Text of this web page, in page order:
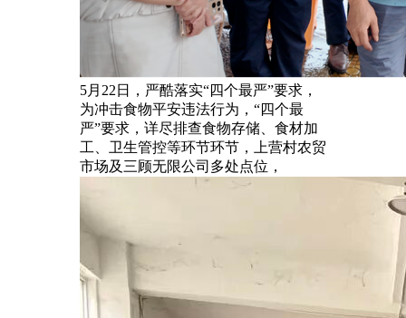
5月22日，严酷落实“四个最严”要求，
为冲击食物平安违法行为，“四个最
严”要求，详尽排查食物存储、食材加
工、卫生管控等环节环节，上营村农贸
市场及三顾无限公司多处点位，